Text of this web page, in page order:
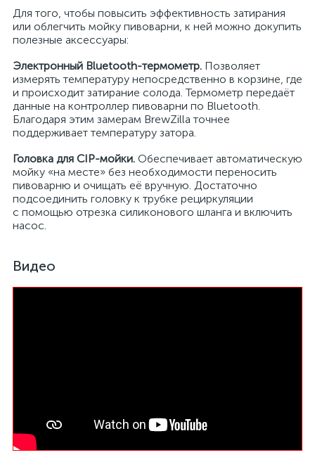
Для того, чтобы повысить эффективность затирания
или облегчить мойку пивоварни, к ней можно докупить
полезные аксессуары:
Электронный Bluetooth-термометр. Позволяет
измерять температуру непосредственно в корзине, где
и происходит затирание солода. Термометр передаёт
данные на контроллер пивоварни по Bluetooth.
Благодаря этим замерам BrewZilla точнее
поддерживает температуру затора.
Головка для CIP-мойки. Обеспечивает автоматическую
мойку «на месте» без необходимости переносить
пивоварню и очищать её вручную. Достаточно
подсоединить головку к трубке рециркуляции
с помощью отрезка силиконового шланга и включить
насос.
Видео